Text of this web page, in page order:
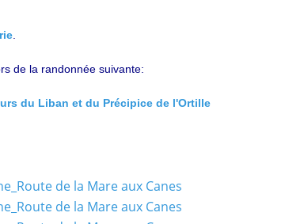
de la randonnée suivante:
du Liban et du Précipice de l'Ortille